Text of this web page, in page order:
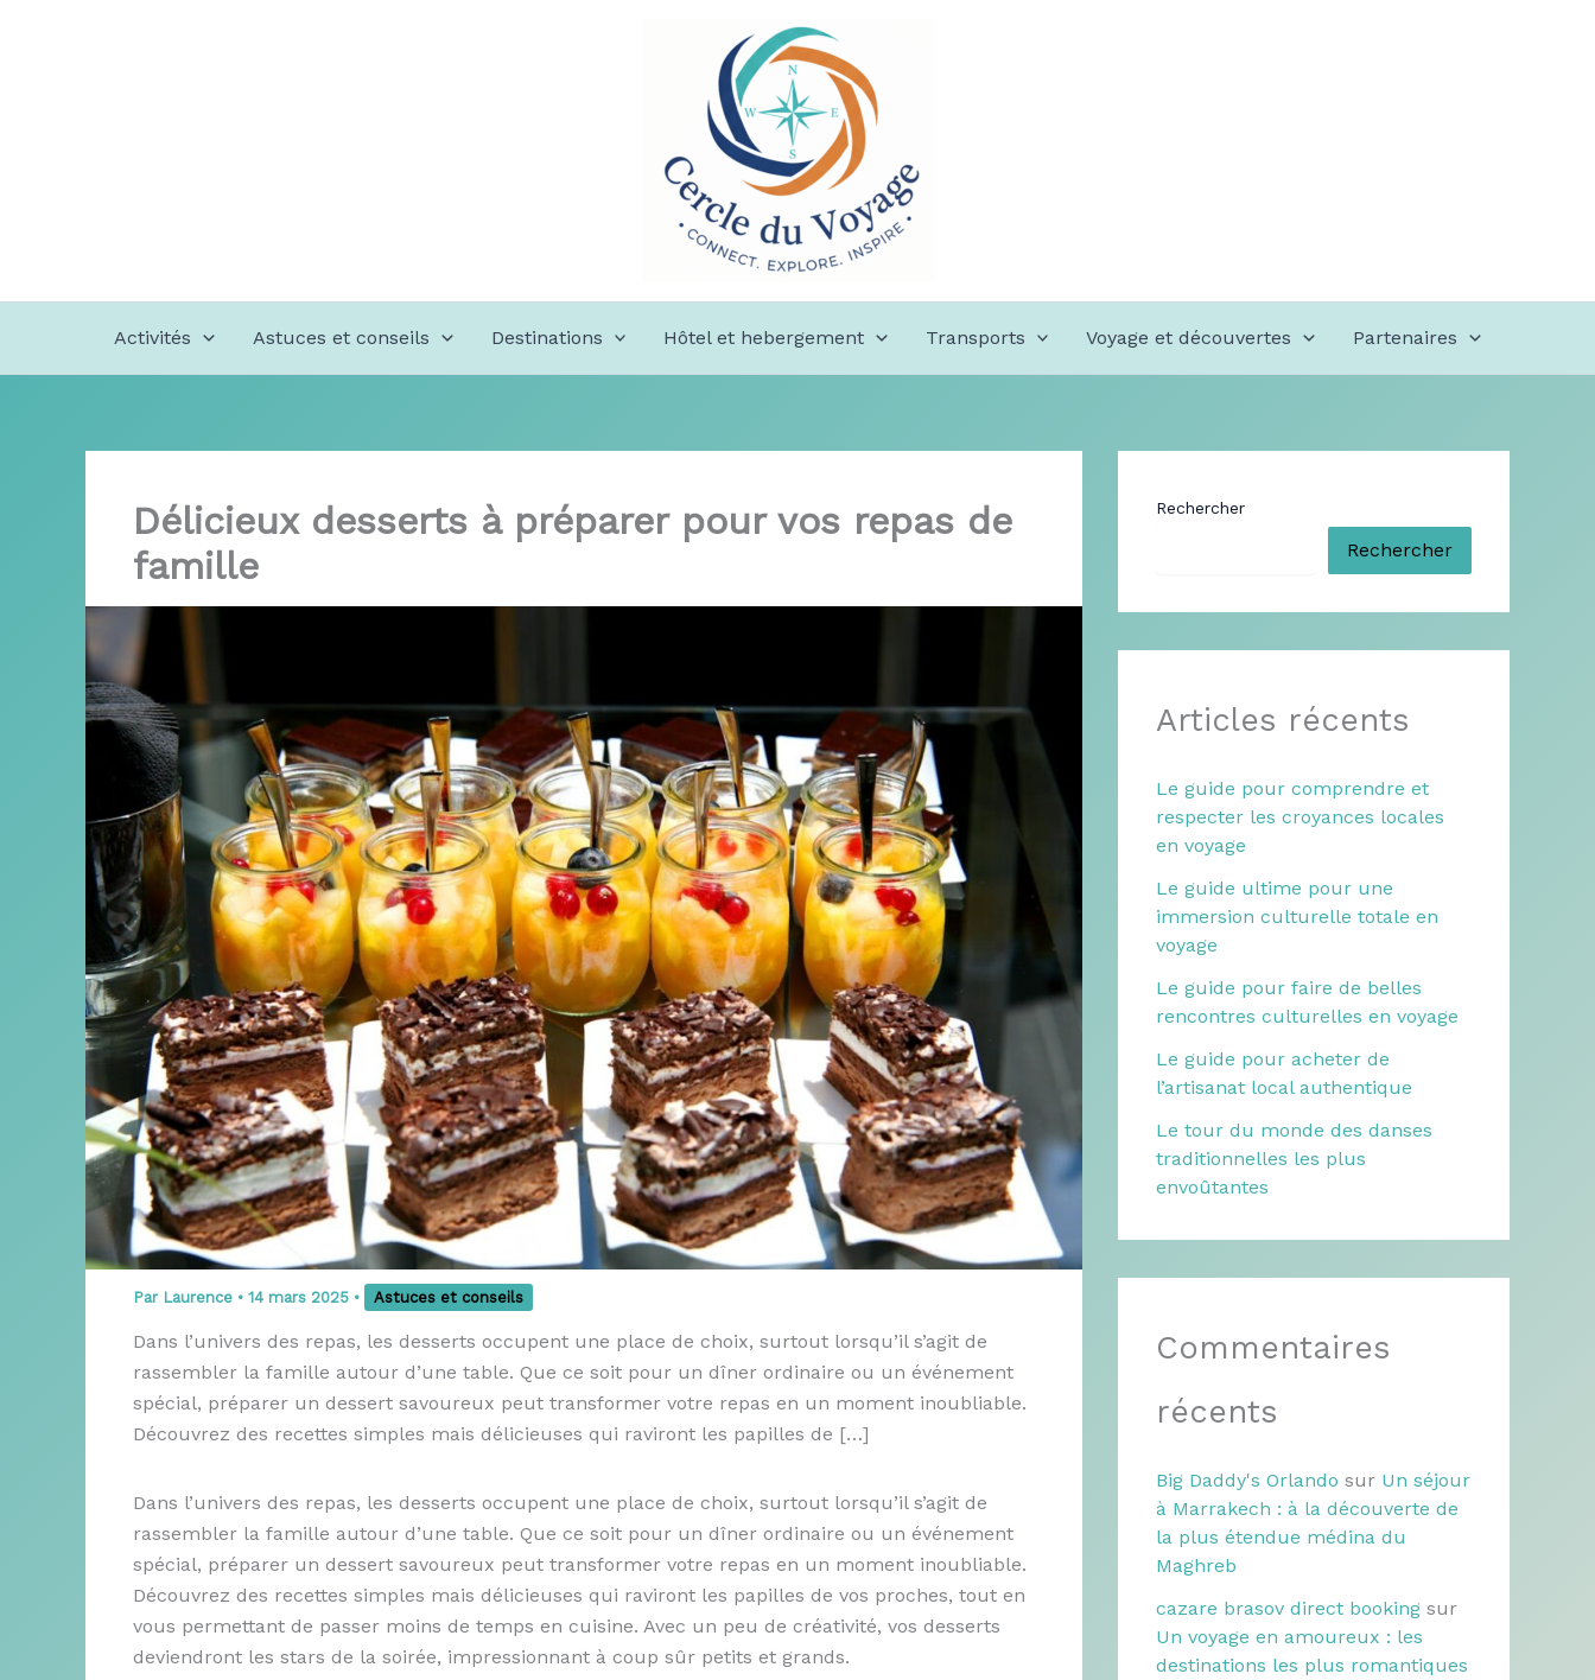
Activités Astuces et conseils Destinations Hôtel et hebergement Transports Voyage et découvertes Partenaires
Délicieux desserts à préparer pour vos repas de
famille
Par Laurence • 14 mars 2025 • Astuces et conseils
Dans l’univers des repas, les desserts occupent une place de choix, surtout lorsqu’il s’agit de
rassembler la famille autour d’une table. Que ce soit pour un dîner ordinaire ou un événement
spécial, préparer un dessert savoureux peut transformer votre repas en un moment inoubliable.
Découvrez des recettes simples mais délicieuses qui raviront les papilles de […]
Dans l’univers des repas, les desserts occupent une place de choix, surtout lorsqu’il s’agit de
rassembler la famille autour d’une table. Que ce soit pour un dîner ordinaire ou un événement
spécial, préparer un dessert savoureux peut transformer votre repas en un moment inoubliable.
Découvrez des recettes simples mais délicieuses qui raviront les papilles de vos proches, tout en
vous permettant de passer moins de temps en cuisine. Avec un peu de créativité, vos desserts
deviendront les stars de la soirée, impressionnant à coup sûr petits et grands.
Rechercher
Rechercher
Articles récents
Le guide pour comprendre et
respecter les croyances locales
en voyage
Le guide ultime pour une
immersion culturelle totale en
voyage
Le guide pour faire de belles
rencontres culturelles en voyage
Le guide pour acheter de
l’artisanat local authentique
Le tour du monde des danses
traditionnelles les plus
envoûtantes
Commentaires
récents
Big Daddy's Orlando sur Un séjour
à Marrakech : à la découverte de
la plus étendue médina du
Maghreb
cazare brasov direct booking sur
Un voyage en amoureux : les
destinations les plus romantiques